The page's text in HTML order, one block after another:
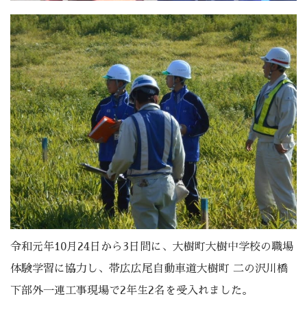
令和元年10月24日から3日間に、大樹町大樹中学校の職場
体験学習に協力し、帯広広尾自動車道大樹町 二の沢川橋
下部外一連工事現場で2年生2名を受入れました。